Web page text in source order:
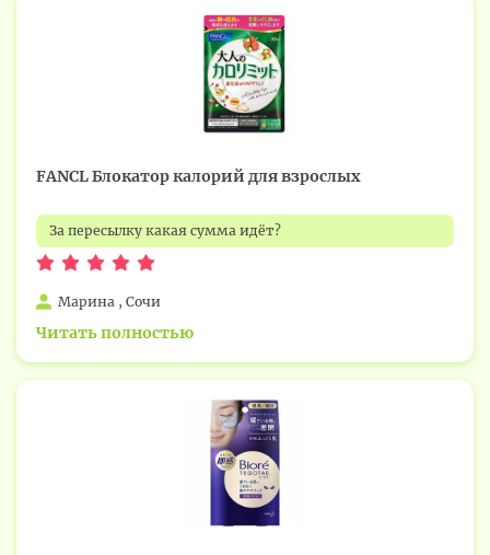
FANCL Блокатор калорий для взрослых
За пересылку какая сумма идёт?
Марина , Сочи
Читать полностью